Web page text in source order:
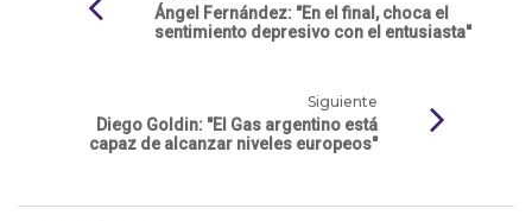
Ángel Fernández: "En el final, choca el
sentimiento depresivo con el entusiasta"
Siguiente
Diego Goldin: "El Gas argentino está
capaz de alcanzar niveles europeos"